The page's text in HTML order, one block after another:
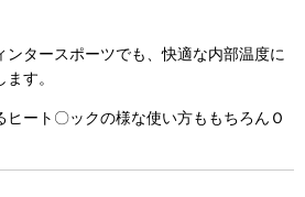
タースポーツでも、快適な内部温度に
す。
ヒート〇ックの様な使い方ももちろんＯ